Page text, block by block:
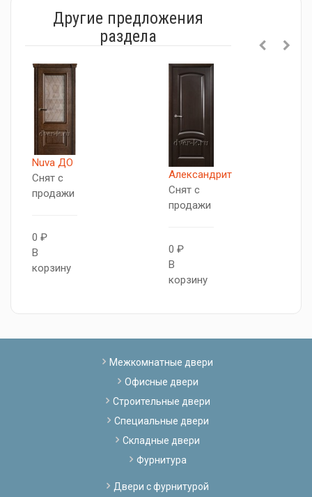
Другие предложения
раздела
Nuva ДО
Снят с
продажи
0 ₽
В
корзину
Александрит
Снят с
продажи
0 ₽
В
корзину
Межкомнатные двери
Офисные двери
Строительные двери
Специальные двери
Складные двери
Фурнитура
Двери с фурнитурой